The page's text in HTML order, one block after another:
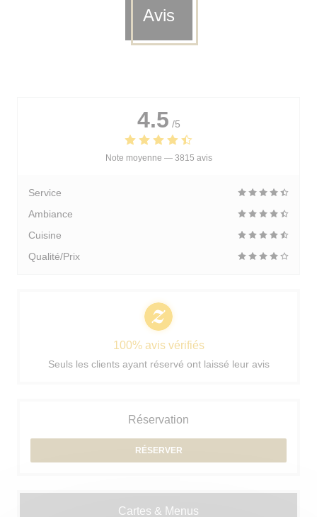
Avis
4.5 /5
Note moyenne — 3815 avis
Service
Ambiance
Cuisine
Qualité/Prix
100% avis vérifiés
Seuls les clients ayant réservé ont laissé leur avis
Réservation
RÉSERVER
Cartes & Menus